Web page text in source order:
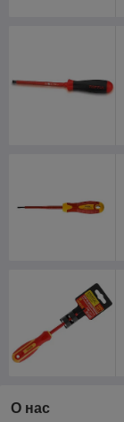
О нас